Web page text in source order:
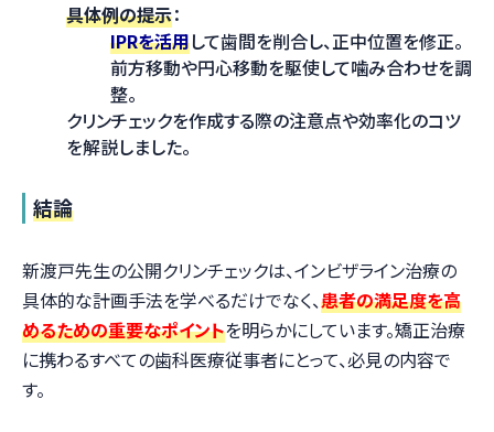
具体例の提示：
IPRを活用して歯間を削合し、正中位置を修正。
前方移動や円心移動を駆使して噛み合わせを調
整。
クリンチェックを作成する際の注意点や効率化のコツ
を解説しました。
結論
新渡戸先生の公開クリンチェックは、インビザライン治療の
具体的な計画手法を学べるだけでなく、患者の満足度を高
めるための重要なポイントを明らかにしています。矯正治療
に携わるすべての歯科医療従事者にとって、必見の内容で
す。